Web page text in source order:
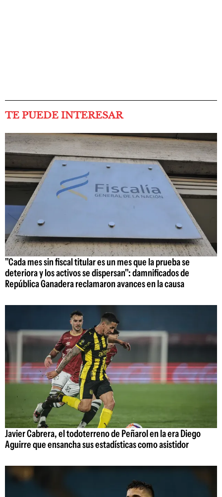
TE PUEDE INTERESAR
"Cada mes sin fiscal titular es un mes que la prueba se
deteriora y los activos se dispersan": damnificados de
República Ganadera reclamaron avances en la causa
Javier Cabrera, el todoterreno de Peñarol en la era Diego
Aguirre que ensancha sus estadísticas como asistidor